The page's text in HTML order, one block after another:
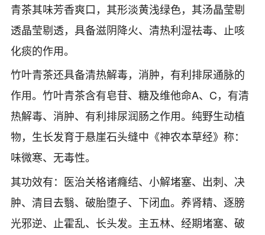
青茶其味芳香爽口，其形淡黄浅绿色，其汤晶莹剔
透晶莹剔透，具备滋阴降火、清热利湿祛毒、止咳
化痰的作用。
竹叶青茶还具备清热解毒，消肿，有利排尿通脉的
作用。竹叶青茶含有皂苷、糖及维他命A、C，有清
热解毒、消肿、有利排尿润肠之作用。纯野生动植
物，生长发育于悬崖石头缝中《神农本草经》称：
味微寒、无毒性。
其功效有：医治关格诸癃结、小解堵塞、出刺、决
肿、清目去翳、破胎堕子、下闭血。养肾精、逐膀
光邪逆、止霍乱、长头发。主五林、经期堵塞、破